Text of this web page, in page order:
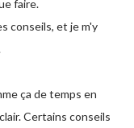
faire.
conseils, et je m'y
ça de temps en
Certains conseils